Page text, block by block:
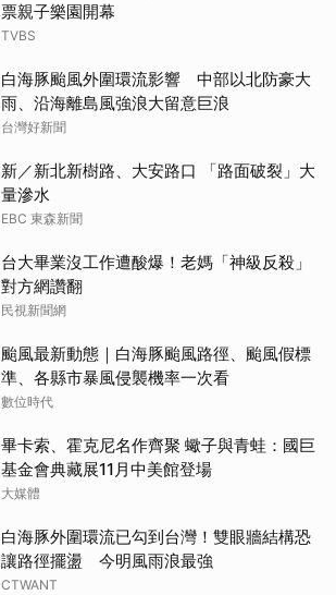
票親子樂園開幕
TVBS
白海豚颱風外圍環流影響 中部以北防豪大
雨、沿海離島風強浪大留意巨浪
台灣好新聞
新／新北新樹路、大安路口 「路面破裂」大
量滲水
EBC 東森新聞
台大畢業沒工作遭酸爆！老媽「神級反殺」
對方網讚翻
民視新聞網
颱風最新動態｜白海豚颱風路徑、颱風假標
準、各縣市暴風侵襲機率一次看
數位時代
畢卡索、霍克尼名作齊聚 蠍子與青蛙：國巨
基金會典藏展11月中美館登場
大媒體
白海豚外圍環流已勾到台灣！雙眼牆結構恐
讓路徑擺盪 今明風雨浪最強
CTWANT